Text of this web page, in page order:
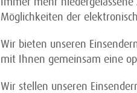
Möglichkeiten der
Wir bieten unseren
mit Ihnen gemeinsam eine
Wir stellen unseren